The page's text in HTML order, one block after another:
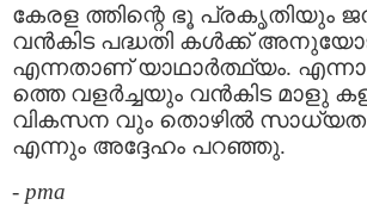
കേരള ത്തിന്റെ ഭൂ പ്രകൃതിയും
വന്‍കിട പദ്ധതി കള്‍ക്ക്
എന്നതാണ് യാഥാര്‍ത്ഥ്യം.
ത്തെ വളര്‍ച്ചയും വന്‍കിട മാളു
വികസന വും തൊഴില്‍ സാധ്യത
എന്നും അദ്ദേഹം പറഞ്ഞു.
- pma